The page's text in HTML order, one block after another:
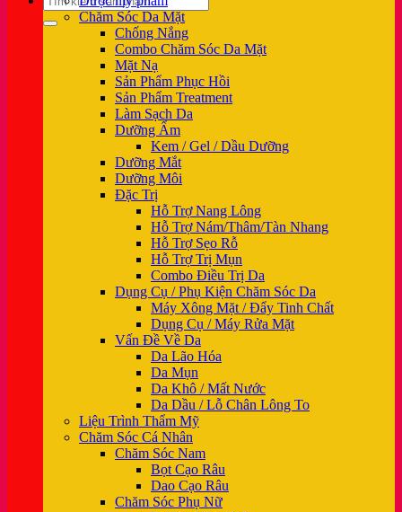
kiếm: Chăm Sóc Da Mặt
Chống Nắng
Combo Chăm Sóc Da Mặt
Mặt Nạ
Sản Phẩm Phục Hồi
Sản Phẩm Treatment
Làm Sạch Da
Dưỡng Ẩm
Kem / Gel / Dầu Dưỡng
Dưỡng Mắt
Dưỡng Môi
Đặc Trị
Hỗ Trợ Nang Lông
Hỗ Trợ Nám/Thâm/Tàn Nhang
Hỗ Trợ Sẹo Rỗ
Hỗ Trợ Trị Mụn
Combo Điều Trị Da
Dụng Cụ / Phụ Kiện Chăm Sóc Da
Máy Xông Mặt / Đẩy Tinh Chất
Dụng Cụ / Máy Rửa Mặt
Vấn Đề Về Da
Da Lão Hóa
Da Mụn
Da Khô / Mất Nước
Da Dầu / Lỗ Chân Lông To
Liệu Trình Thẩm Mỹ
Chăm Sóc Cá Nhân
Chăm Sóc Nam
Bọt Cạo Râu
Dao Cạo Râu
Chăm Sóc Phụ Nữ